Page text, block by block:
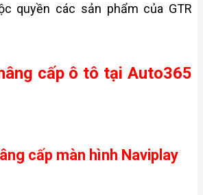
quyền các sản phẩm của GTR
cấp ô tô tại Auto365
cấp màn hình Naviplay